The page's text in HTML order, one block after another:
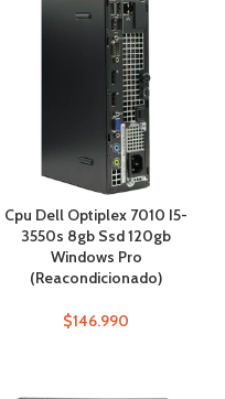
Cpu Dell Optiplex 7010 I5-
3550s 8gb Ssd 120gb
Windows Pro
(Reacondicionado)
$146.990